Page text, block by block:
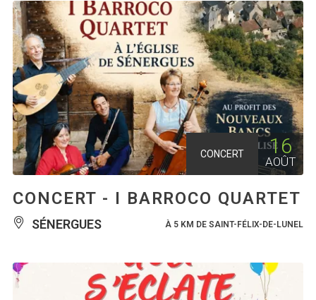
CONCERT 16
AOÛT
CONCERT - I BARROCO QUARTET
SÉNERGUES À 5 KM DE SAINT-FÉLIX-DE-LUNEL